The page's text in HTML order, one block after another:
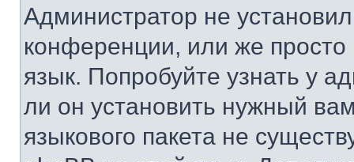
Администратор не
конференции, или же
язык. Попробуйте узнать у
ли он установить нужный
языкового пакета не